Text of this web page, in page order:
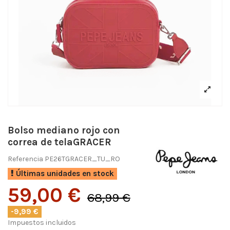
Bolso mediano rojo con
correa de telaGRACER
Referencia PE26TGRACER_TU_RO
Últimas unidades en stock
59,00 € 68,99 €
-9,99 €
Impuestos incluidos